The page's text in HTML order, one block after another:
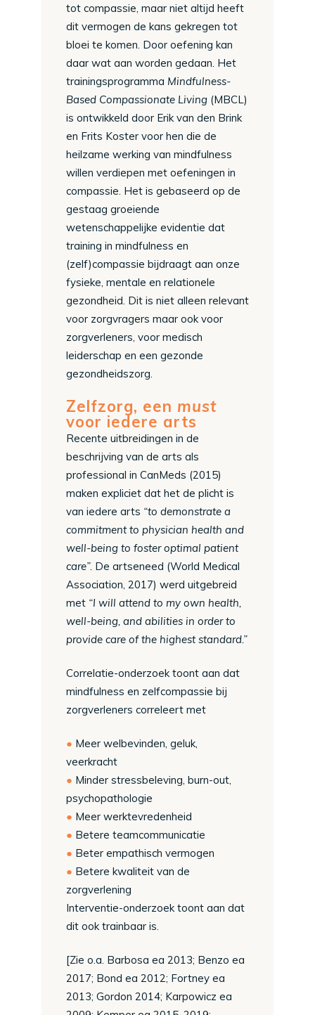
tot compassie, maar niet altijd heeft
dit vermogen de kans gekregen tot
bloei te komen. Door oefening kan
daar wat aan worden gedaan. Het
trainingsprogramma Mindfulness-
Based Compassionate Living (MBCL)
is ontwikkeld door Erik van den Brink
en Frits Koster voor hen die de
heilzame werking van mindfulness
willen verdiepen met oefeningen in
compassie. Het is gebaseerd op de
gestaag groeiende
wetenschappelijke evidentie dat
training in mindfulness en
(zelf)compassie bijdraagt aan onze
fysieke, mentale en relationele
gezondheid. Dit is niet alleen relevant
voor zorgvragers maar ook voor
zorgverleners, voor medisch
leiderschap en een gezonde
gezondheidszorg.
Zelfzorg, een must
voor iedere arts
Recente uitbreidingen in de
beschrijving van de arts als
professional in CanMeds (2015)
maken expliciet dat het de plicht is
van iedere arts “to demonstrate a
commitment to physician health and
well-being to foster optimal patient
care”. De artseneed (World Medical
Association, 2017) werd uitgebreid
met “I will attend to my own health,
well-being, and abilities in order to
provide care of the highest standard.”
Correlatie-onderzoek toont aan dat
mindfulness en zelfcompassie bij
zorgverleners correleert met
Meer welbevinden, geluk,
veerkracht
Minder stressbeleving, burn-out,
psychopathologie
Meer werktevredenheid
Betere teamcommunicatie
Beter empathisch vermogen
Betere kwaliteit van de
zorgverlening
Interventie-onderzoek toont aan dat
dit ook trainbaar is.
[Zie o.a. Barbosa ea 2013; Benzo ea
2017; Bond ea 2012; Fortney ea
2013; Gordon 2014; Karpowicz ea